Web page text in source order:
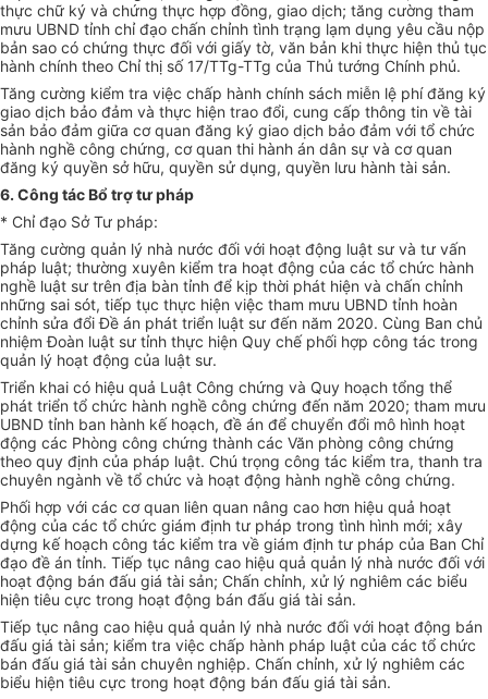
thực chữ ký và chứng thực hợp đồng, giao dịch; tăng cường tham
mưu UBND tỉnh chỉ đạo chấn chỉnh tình trạng lạm dụng yêu cầu nộp
bản sao có chứng thực đối với giấy tờ, văn bản khi thực hiện thủ tục
hành chính theo Chỉ thị số 17/TTg-TTg của Thủ tướng Chính phủ.
Tăng cường kiểm tra việc chấp hành chính sách miễn lệ phí đăng ký
giao dịch bảo đảm và thực hiện trao đổi, cung cấp thông tin về tài
sản bảo đảm giữa cơ quan đăng ký giao dịch bảo đảm với tổ chức
hành nghề công chứng, cơ quan thi hành án dân sự và cơ quan
đăng ký quyền sở hữu, quyền sử dụng, quyền lưu hành tài sản.
6. Công tác Bổ trợ tư pháp
* Chỉ đạo Sở Tư pháp:
Tăng cường quản lý nhà nước đối với hoạt động luật sư và tư vấn
pháp luật; thường xuyên kiểm tra hoạt động của các tổ chức hành
nghề luật sư trên địa bàn tỉnh để kịp thời phát hiện và chấn chỉnh
những sai sót, tiếp tục thực hiện việc tham mưu UBND tỉnh hoàn
chỉnh sửa đổi Đề án phát triển luật sư đến năm 2020. Cùng Ban chủ
nhiệm Đoàn luật sư tỉnh thực hiện Quy chế phối hợp công tác trong
quản lý hoạt động của luật sư.
Triển khai có hiệu quả Luật Công chứng và Quy hoạch tổng thể
phát triển tổ chức hành nghề công chứng đến năm 2020; tham mưu
UBND tỉnh ban hành kế hoạch, đề án để chuyển đổi mô hình hoạt
động các Phòng công chứng thành các Văn phòng công chứng
theo quy định của pháp luật. Chú trọng công tác kiểm tra, thanh tra
chuyên ngành về tổ chức và hoạt động hành nghề công chứng.
Phối hợp với các cơ quan liên quan nâng cao hơn hiệu quả hoạt
động của các tổ chức giám định tư pháp trong tình hình mới; xây
dựng kế hoạch công tác kiểm tra về giám định tư pháp của Ban Chỉ
đạo đề án tỉnh. Tiếp tục nâng cao hiệu quả quản lý nhà nước đối với
hoạt động bán đấu giá tài sản; Chấn chỉnh, xử lý nghiêm các biểu
hiện tiêu cực trong hoạt động bán đấu giá tài sản.
Tiếp tục nâng cao hiệu quả quản lý nhà nước đối với hoạt động bán
đấu giá tài sản; kiểm tra việc chấp hành pháp luật của các tổ chức
bán đấu giá tài sản chuyên nghiệp. Chấn chỉnh, xử lý nghiêm các
biểu hiện tiêu cực trong hoạt động bán đấu giá tài sản.